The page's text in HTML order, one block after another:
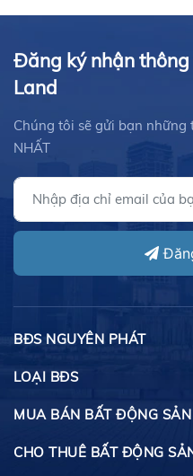
Đăng ký nhận
Land
Chúng tôi sẽ gửi bạn
NHẤT
BĐS NGUYÊN PHÁT
LOẠI BĐS
MUA BÁN BẤT ĐỘNG SẢN
CHO THUÊ BẤT ĐỘNG